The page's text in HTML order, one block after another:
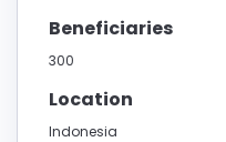
Beneficiaries
300
Location
Indonesia